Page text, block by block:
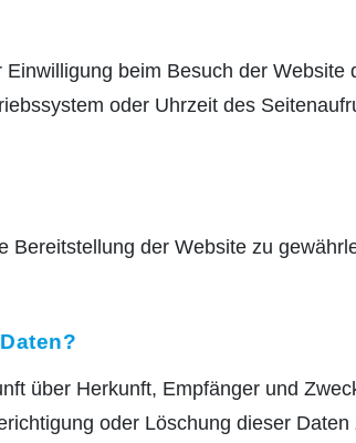
beim Besuch der
oder Uhrzeit des
Bereitstellung der Website zu
über Herkunft, Empfänger und
oder Löschung dieser